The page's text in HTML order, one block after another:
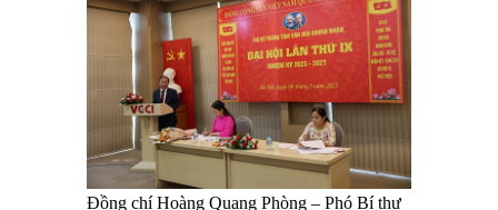
Đồng chí Hoàng Quang Phòng – Phó Bí thư